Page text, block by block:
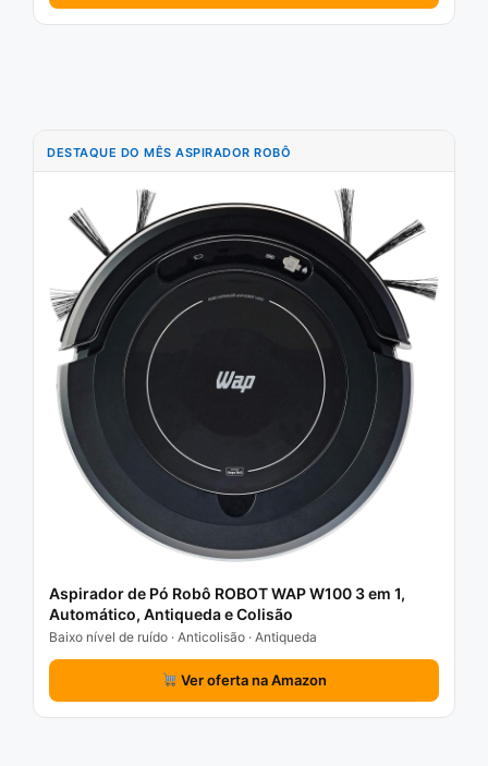
DESTAQUE DO MÊS ASPIRADOR ROBÔ
Aspirador de Pó Robô ROBOT WAP W100 3 em 1,
Automático, Antiqueda e Colisão
Baixo nível de ruído · Anticolisão · Antiqueda
Ver oferta na Amazon